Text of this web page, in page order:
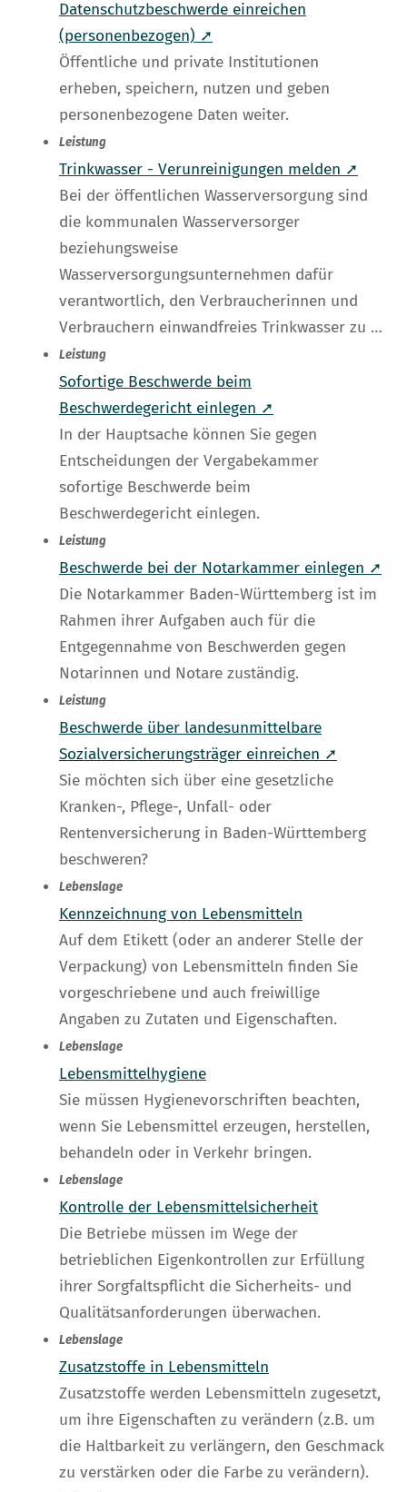
Datenschutzbeschwerde einreichen
(personenbezogen) ➚
Öffentliche und private Institutionen
erheben, speichern, nutzen und geben
personenbezogene Daten weiter.
Leistung
Trinkwasser - Verunreinigungen melden ➚
Bei der öffentlichen Wasserversorgung sind
die kommunalen Wasserversorger
beziehungsweise
Wasserversorgungsunternehmen dafür
verantwortlich, den Verbraucherinnen und
Verbrauchern einwandfreies Trinkwasser zu …
Leistung
Sofortige Beschwerde beim
Beschwerdegericht einlegen ➚
In der Hauptsache können Sie gegen
Entscheidungen der Vergabekammer
sofortige Beschwerde beim
Beschwerdegericht einlegen.
Leistung
Beschwerde bei der Notarkammer einlegen ➚
Die Notarkammer Baden-Württemberg ist im
Rahmen ihrer Aufgaben auch für die
Entgegennahme von Beschwerden gegen
Notarinnen und Notare zuständig.
Leistung
Beschwerde über landesunmittelbare
Sozialversicherungsträger einreichen ➚
Sie möchten sich über eine gesetzliche
Kranken-, Pflege-, Unfall- oder
Rentenversicherung in Baden-Württemberg
beschweren?
Lebenslage
Kennzeichnung von Lebensmitteln
Auf dem Etikett (oder an anderer Stelle der
Verpackung) von Lebensmitteln finden Sie
vorgeschriebene und auch freiwillige
Angaben zu Zutaten und Eigenschaften.
Lebenslage
Lebensmittelhygiene
Sie müssen Hygienevorschriften beachten,
wenn Sie Lebensmittel erzeugen, herstellen,
behandeln oder in Verkehr bringen.
Lebenslage
Kontrolle der Lebensmittelsicherheit
Die Betriebe müssen im Wege der
betrieblichen Eigenkontrollen zur Erfüllung
ihrer Sorgfaltspflicht die Sicherheits- und
Qualitätsanforderungen überwachen.
Lebenslage
Zusatzstoffe in Lebensmitteln
Zusatzstoffe werden Lebensmitteln zugesetzt,
um ihre Eigenschaften zu verändern (z.B. um
die Haltbarkeit zu verlängern, den Geschmack
zu verstärken oder die Farbe zu verändern).